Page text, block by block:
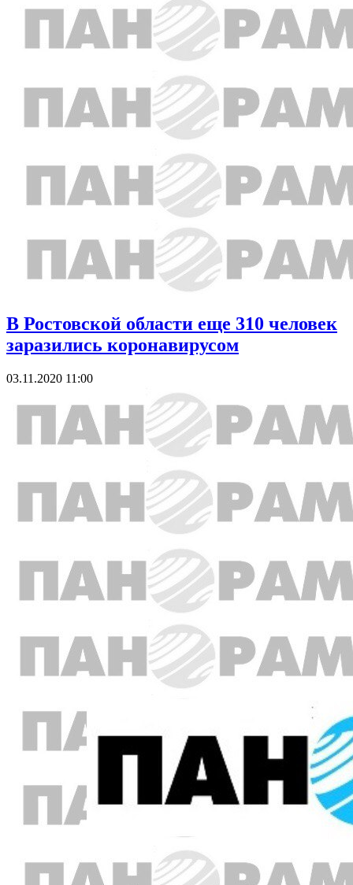
В Ростовской области еще 310 человек
заразились коронавирусом
03.11.2020 11:00